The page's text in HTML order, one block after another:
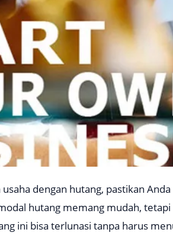
dengan hutang, pastikan
hutang memang mudah,
ini bisa terlunasi tanpa harus